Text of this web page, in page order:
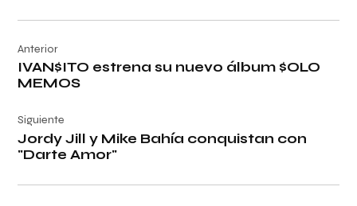
de
entradas
Anterior
IVAN$ITO estrena su nuevo álbum $OLO
MEMOS
Siguiente
Jordy Jill y Mike Bahía conquistan con
"Darte Amor"